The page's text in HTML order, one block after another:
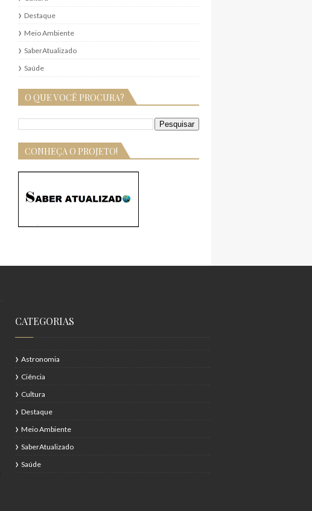
Destaque
Meio Ambiente
SaberAtualizado
Saúde
O QUE VOCÊ PROCURA?
CONHEÇA O PROJETO!
CATEGORIAS
Astronomia
Ciência
Cultura
Destaque
Meio Ambiente
SaberAtualizado
Saúde